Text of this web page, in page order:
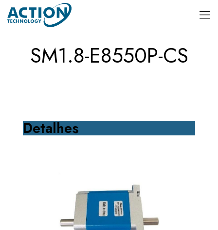
SM1.8-E8550P-CS
Detalhes